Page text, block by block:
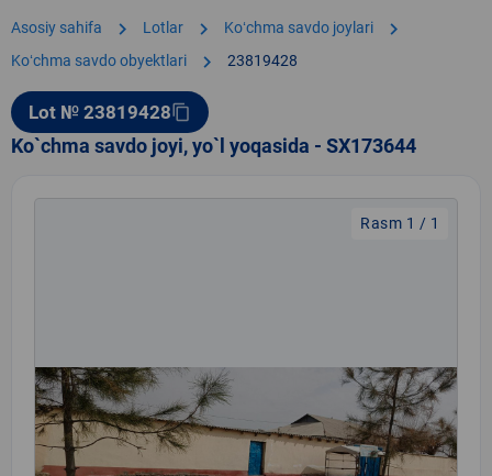
Asosiy sahifa chevron_right Lotlar chevron_right Koʻchma savdo joylari chevron_right
Koʻchma savdo obyektlari chevron_right 23819428
Lot № 23819428content_copy
Ko`chma savdo joyi, yo`l yoqasida - SX173644
Rasm 1 / 1